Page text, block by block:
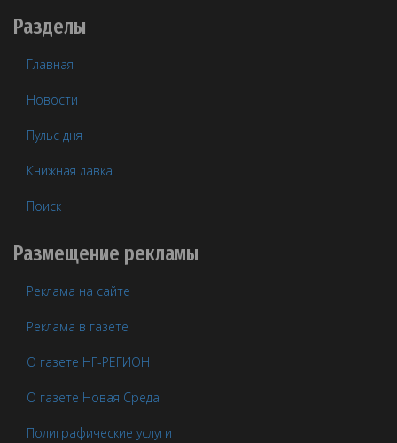
Разделы
Главная
Новости
Пульс дня
Книжная лавка
Поиск
Размещение рекламы
Реклама на сайте
Реклама в газете
О газете НГ-РЕГИОН
О газете Новая Среда
Полиграфические услуги